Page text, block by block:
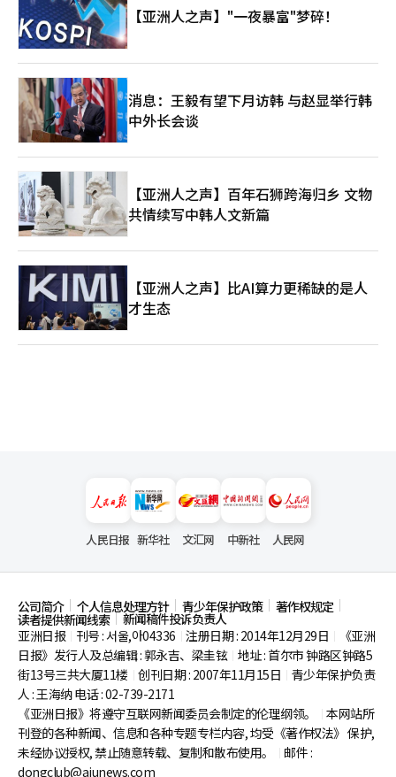
【亚洲人之声】"一夜暴富"梦碎！
消息：王毅有望下月访韩 与赵显举行韩
中外长会谈
【亚洲人之声】百年石狮跨海归乡 文物
共情续写中韩人文新篇
【亚洲人之声】比AI算力更稀缺的是人
才生态
人民日报 新华社 文汇网 中新社 人民网
公司简介 个人信息处理方针 青少年保护政策 著作权规定
读者提供新闻线索
新闻稿件投诉负责人
亚洲日报
刊号 : 서울,아04336 注册日期 : 2014年12月29日
《亚洲
日报》发行人及总编辑 : 郭永吉、梁圭铉 地址 : 首尔市钟路区钟路5
街13号三共大厦11楼 创刊日期 : 2007年11月15日
青少年保护负责
人 : 王海纳 电话 : 02-739-2171
《亚洲日报》将遵守互联网新闻委员会制定的伦理纲领。
本网站所
刊登的各种新闻、信息和各种专题专栏内容, 均受《著作权法》 保护,
未经协议授权, 禁止随意转载、复制和散布使用。
邮件 :
dongclub@ajunews.com